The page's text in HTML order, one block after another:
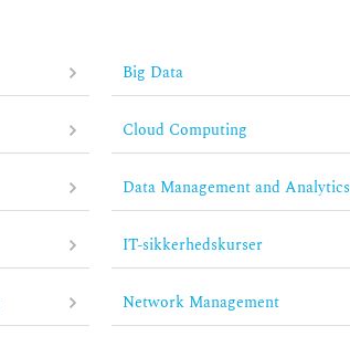
Big Data
Cloud Computing
Data Management and Analytics
IT-sikkerhedskurser
Network Management